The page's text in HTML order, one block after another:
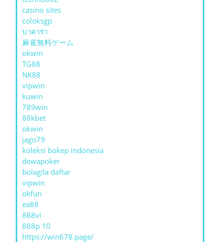
casino sites
coloksgp
บาคาร่า
麻雀無料ゲーム
okwin
TG88
NK88
vipwin
kuwin
789win
88kbet
okwin
jago79
koleksi bokep indonesia
dewapoker
bolagila daftar
vipwin
okfun
ea88
888vi
888p 10
https://win678.page/